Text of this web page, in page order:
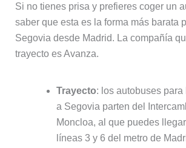
Si no tienes prisa y prefieres coger un
saber que esta es la forma más barata
Segovia desde Madrid. La compañía
trayecto es Avanza.
Trayecto: los autobuses
a Segovia parten del
Moncloa, al que puedes
líneas 3 y 6 del metro de